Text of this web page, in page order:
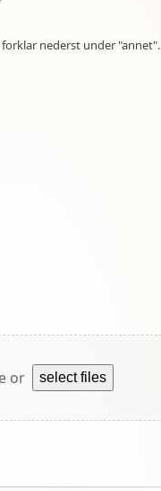
nederst under "annet".
or select files